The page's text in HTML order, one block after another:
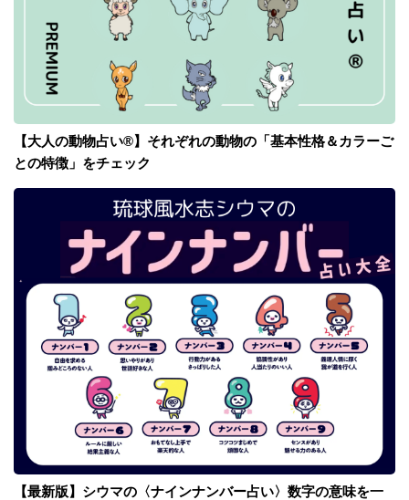
【大人の動物占い®】それぞれの動物の「基本性格＆カラーご
との特徴」をチェック
【最新版】シウマの〈ナインナンバー占い〉数字の意味を一